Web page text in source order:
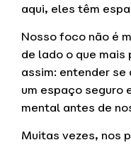
aqui, eles têm
Nosso foco não é
de lado o que mais
assim: entender
um espaço seguro
mental antes de
Muitas vezes, nos